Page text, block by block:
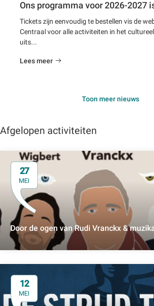
Ons programma voor 2026-2027
Tickets zijn eenvoudig te bestellen vis de
Centraal voor alle activiteiten in het
uits...
Lees meer
Toon meer nieuws
Afgelopen activiteiten
27
MEI
Door de ogen van Rudi Vranckx &
12
MEI